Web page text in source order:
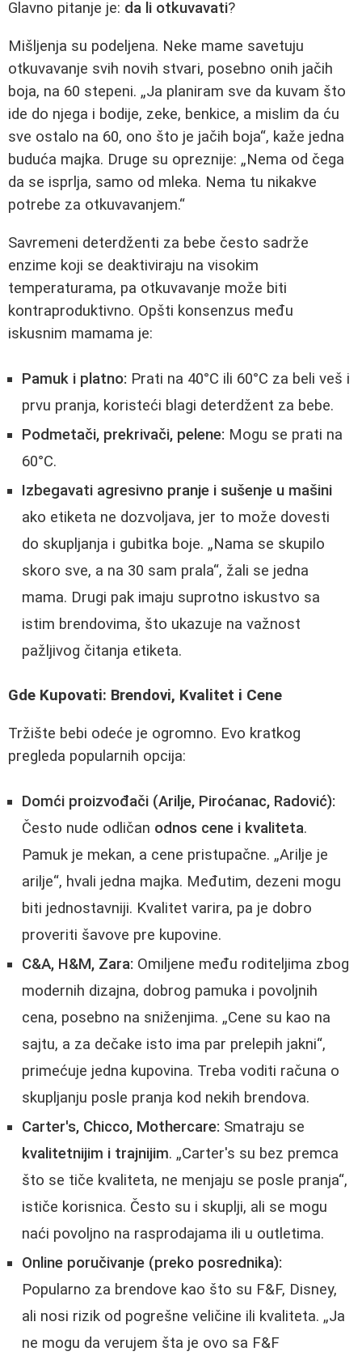
Glavno pitanje je: da li otkuvavati?
Mišljenja su podeljena. Neke mame savetuju
otkuvavanje svih novih stvari, posebno onih jačih
boja, na 60 stepeni. „Ja planiram sve da kuvam što
ide do njega i bodije, zeke, benkice, a mislim da ću
sve ostalo na 60, ono što je jačih boja“, kaže jedna
buduća majka. Druge su opreznije: „Nema od čega
da se isprlja, samo od mleka. Nema tu nikakve
potrebe za otkuvavanjem.“
Savremeni deterdženti za bebe često sadrže
enzime koji se deaktiviraju na visokim
temperaturama, pa otkuvavanje može biti
kontraproduktivno. Opšti konsenzus među
iskusnim mamama je:
Pamuk i platno: Prati na 40°C ili 60°C za beli veš i
prvu pranja, koristeći blagi deterdžent za bebe.
Podmetači, prekrivači, pelene: Mogu se prati na
60°C.
Izbegavati agresivno pranje i sušenje u mašini
ako etiketa ne dozvoljava, jer to može dovesti
do skupljanja i gubitka boje. „Nama se skupilo
skoro sve, a na 30 sam prala“, žali se jedna
mama. Drugi pak imaju suprotno iskustvo sa
istim brendovima, što ukazuje na važnost
pažljivog čitanja etiketa.
Gde Kupovati: Brendovi, Kvalitet i Cene
Tržište bebi odeće je ogromno. Evo kratkog
pregleda popularnih opcija:
Domći proizvođači (Arilje, Piroćanac, Radović):
Često nude odličan odnos cene i kvaliteta.
Pamuk je mekan, a cene pristupačne. „Arilje je
arilje“, hvali jedna majka. Međutim, dezeni mogu
biti jednostavniji. Kvalitet varira, pa je dobro
proveriti šavove pre kupovine.
C&A, H&M, Zara: Omiljene među roditeljima zbog
modernih dizajna, dobrog pamuka i povoljnih
cena, posebno na sniženjima. „Cene su kao na
sajtu, a za dečake isto ima par prelepih jakni“,
primećuje jedna kupovina. Treba voditi računa o
skupljanju posle pranja kod nekih brendova.
Carter's, Chicco, Mothercare: Smatraju se
kvalitetnijim i trajnijim. „Carter's su bez premca
što se tiče kvaliteta, ne menjaju se posle pranja“,
ističe korisnica. Često su i skuplji, ali se mogu
naći povoljno na rasprodajama ili u outletima.
Online poručivanje (preko posrednika):
Popularno za brendove kao što su F&F, Disney,
ali nosi rizik od pogrešne veličine ili kvaliteta. „Ja
ne mogu da verujem šta je ovo sa F&F